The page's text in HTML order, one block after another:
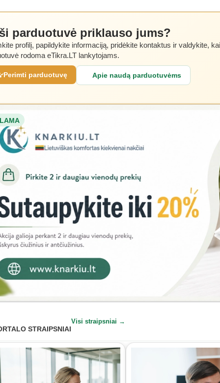
parduotuvė priklauso jums?
profilį, papildykite informaciją, pridėkite kontaktus ir valdykite,
rodoma eTikra.LT lankytojams.
Perimti parduotuvę Apie naudą parduotuvėms
STRAIPSNIAI
Visi straipsniai →